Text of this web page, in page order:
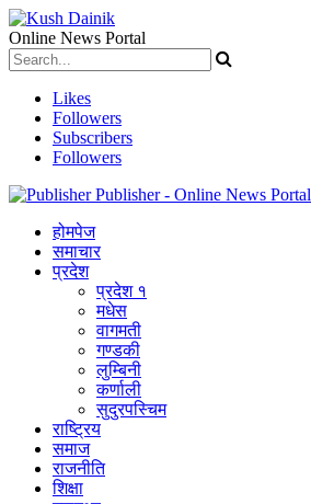
Online News Portal
Likes
Followers
Subscribers
Followers
Publisher - Online News Portal
होमपेज
समाचार
प्रदेश
प्रदेश १
मधेस
वागमती
गण्डकी
लुम्बिनी
कर्णाली
सुदुरपस्चिम
राष्ट्रिय
समाज
राजनीति
शिक्षा